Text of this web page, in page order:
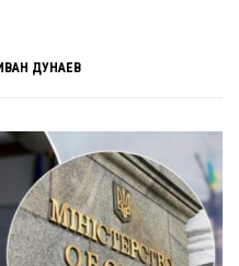
ДУНАЕВ